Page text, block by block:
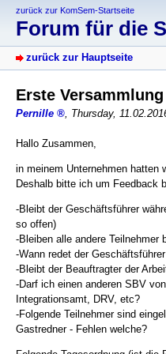
zurück zur KomSem-Startseite
Forum für die
zurück zur Hauptseite
Erste
Pernille , Thursday,
Hallo Zusammen,
in meinem Unternehmen hatten
Deshalb bitte ich um Feedback
-Bleibt der Geschäftsführer
so offen)
-Bleiben alle andere Teilnehmer
-Wann redet der
-Bleibt der Beauftragter der
-Darf ich einen anderen SBV
Integrationsamt, DRV, etc?
-Folgende Teilnehmer sind
Gastredner - Fehlen welche?